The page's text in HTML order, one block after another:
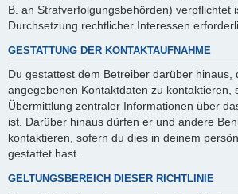
B. an Strafverfolgungsbehörden) verpflichtet
Durchsetzung rechtlicher Interessen
GESTATTUNG DER KONTAKTAUFNAHME
Du gestattest dem Betreiber darüber hinaus,
angegebenen Kontaktdaten zu kontaktieren,
Übermittlung zentraler Informationen über
ist. Darüber hinaus dürfen er und andere
kontaktieren, sofern du dies in deinem
gestattet hast.
GELTUNGSBEREICH DIESER RICHTLINIE